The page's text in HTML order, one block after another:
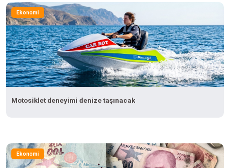
Ekonomi
Motosiklet deneyimi denize taşınacak
Ekonomi